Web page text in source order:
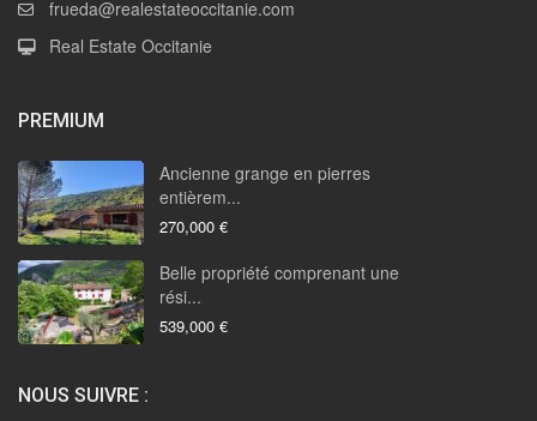
frueda@realestateoccitanie.com
Real Estate Occitanie
PREMIUM
Ancienne grange en pierres
entièrem...
270,000 €
Belle propriété comprenant une
rési...
539,000 €
NOUS SUIVRE :